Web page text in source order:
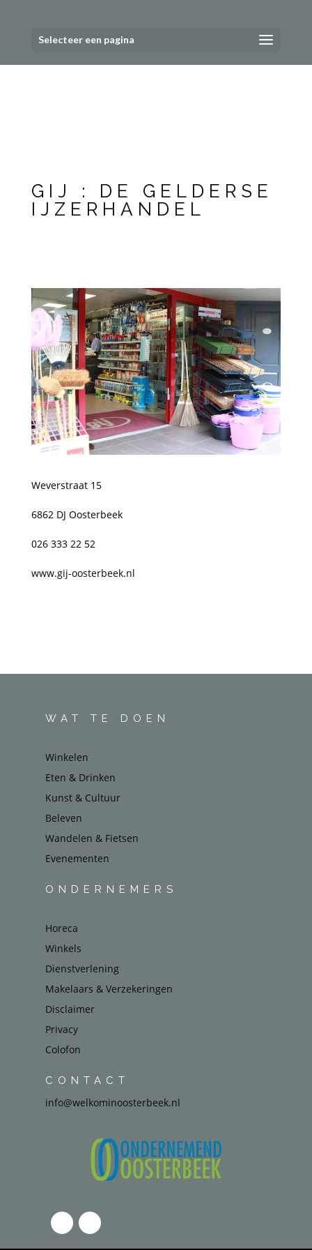
Selecteer een pagina
GIJ : DE GELDERSE
IJZERHANDEL
Weverstraat 15
6862 DJ Oosterbeek
026 333 22 52
www.gij-oosterbeek.nl
WAT TE DOEN
Winkelen
Eten & Drinken
Kunst & Cultuur
Beleven
Wandelen & Fietsen
Evenementen
ONDERNEMERS
Horeca
Winkels
Dienstverlening
Makelaars & Verzekeringen
Disclaimer
Privacy
Colofon
CONTACT
info@welkominoosterbeek.nl